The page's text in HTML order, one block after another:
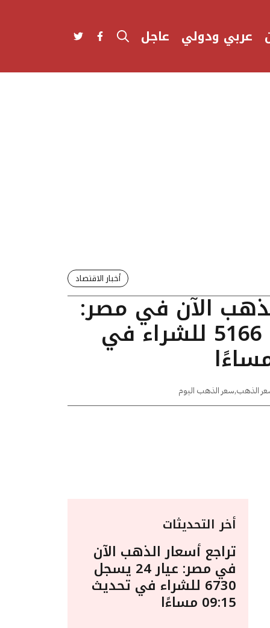
عربي ودولي عاجل
أخبار الاقتصاد
الآن في مصر:
عيار 24 يسجل 5166 للشراء في
الذهب,سعر الذهب اليوم
أخر التحديثات
تراجع أسعار الذهب الآن
في مصر: عيار 24 يسجل
6730 للشراء في تحديث
09:15 مساءًا